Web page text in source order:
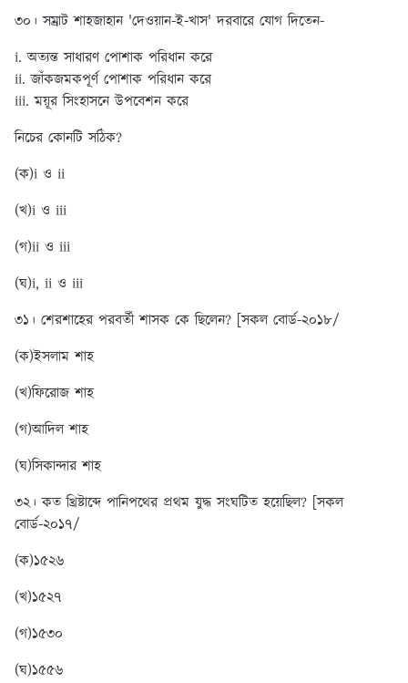
৩০। সম্রাট শাহজাহান 'দেওয়ান-ই-খাস' দরবারে যোগ দিতেন-
i. অত্যন্ত সাধারণ পোশাক পরিধান করে
ii. জাঁকজমকপূর্ণ পোশাক পরিধান করে
iii. ময়ূর সিংহাসনে উপবেশন করে
নিচের কোনটি সঠিক?
(ক)i ও ii
(খ)i ও iii
(গ)ii ও iii
(ঘ)i, ii ও iii
৩১। শেরশাহের পরবর্তী শাসক কে ছিলেন? [সকল বোর্ড-২০১৮/
(ক)ইসলাম শাহ
(খ)ফিরোজ শাহ
(গ)আদিল শাহ
(ঘ)সিকান্দার শাহ
৩২। কত খ্রিষ্টাব্দে পানিপথের প্রথম যুদ্ধ সংঘটিত হয়েছিল? [সকল
বোর্ড-২০১৭/
(ক)১৫২৬
(খ)১৫২৭
(গ)১৫৩০
(ঘ)১৫৫৬